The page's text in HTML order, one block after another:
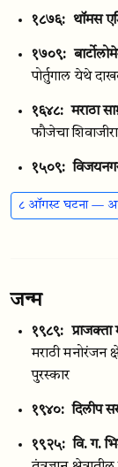
१८७६: थॉमस
१७०९:
पोर्तुगाल येथे
१६४८: मराठा
फौजेचा
१५०९:
८ ऑगस्ट घटना —
जन्म
१९८९: प्राजक्ता
मराठी मनोरंजन
पुरस्कार
१९४०: दिलीप
१९२५: वि. ग.